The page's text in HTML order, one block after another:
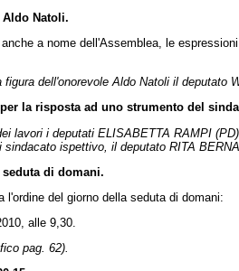
Natoli.
a nome dell'Assemblea, le
figura dell'onorevole Aldo Natoli il deputato
la risposta ad uno strumento del
lavori i deputati ELISABETTA RAMPI
ispettivo, il deputato RITA
di domani.
l'ordine del giorno della seduta di domani:
alle 9,30.
pag. 62).